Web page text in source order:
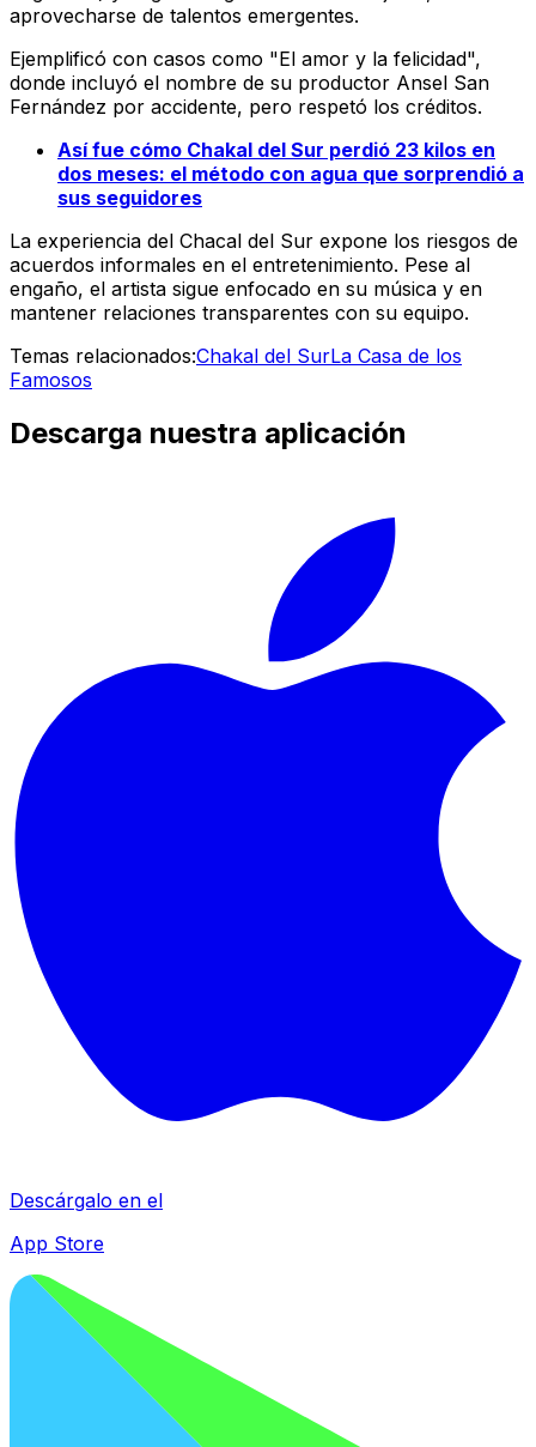
aprovecharse de talentos emergentes.
Ejemplificó con casos como "El amor y la felicidad",
donde incluyó el nombre de su productor Ansel San
Fernández por accidente, pero respetó los créditos.
Así fue cómo Chakal del Sur perdió 23 kilos en
dos meses: el método con agua que sorprendió a
sus seguidores
La experiencia del Chacal del Sur expone los riesgos de
acuerdos informales en el entretenimiento. Pese al
engaño, el artista sigue enfocado en su música y en
mantener relaciones transparentes con su equipo.
Temas relacionados:Chakal del SurLa Casa de los
Famosos
Descarga nuestra aplicación
Descárgalo en el
App Store